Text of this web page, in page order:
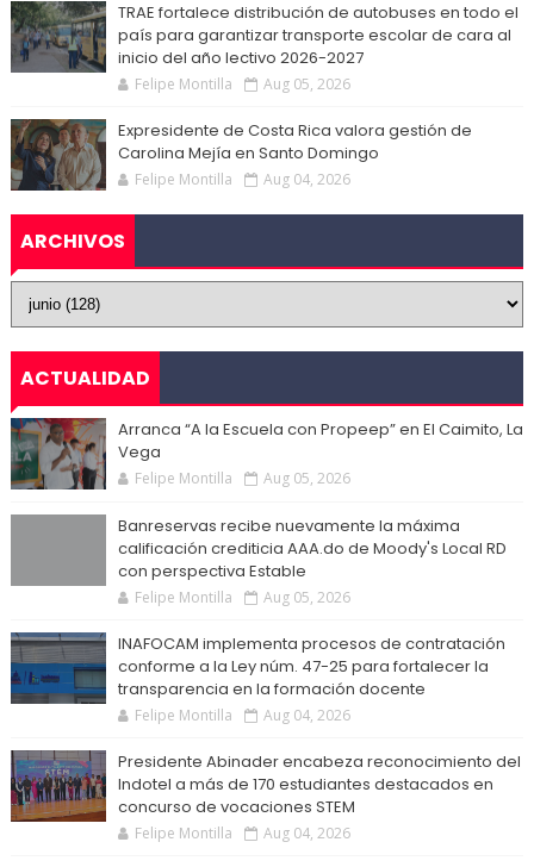
TRAE fortalece distribución de autobuses en todo el
país para garantizar transporte escolar de cara al
inicio del año lectivo 2026-2027
Felipe Montilla Aug 05, 2026
Expresidente de Costa Rica valora gestión de
Carolina Mejía en Santo Domingo
Felipe Montilla Aug 04, 2026
ARCHIVOS
ACTUALIDAD
Arranca “A la Escuela con Propeep” en El Caimito, La
Vega
Felipe Montilla Aug 05, 2026
Banreservas recibe nuevamente la máxima
calificación crediticia AAA.do de Moody's Local RD
con perspectiva Estable
Felipe Montilla Aug 05, 2026
INAFOCAM implementa procesos de contratación
conforme a la Ley núm. 47-25 para fortalecer la
transparencia en la formación docente
Felipe Montilla Aug 04, 2026
Presidente Abinader encabeza reconocimiento del
Indotel a más de 170 estudiantes destacados en
concurso de vocaciones STEM
Felipe Montilla Aug 04, 2026